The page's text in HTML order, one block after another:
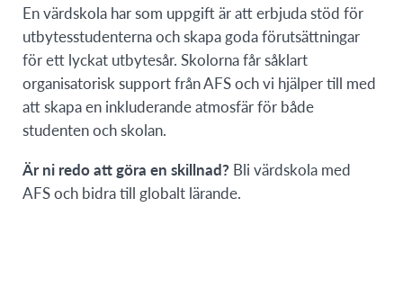
En värdskola har som uppgift är att erbjuda stöd för
utbytesstudenterna och skapa goda förutsättningar
för ett lyckat utbytesår. Skolorna får såklart
organisatorisk support från AFS och vi hjälper till med
att skapa en inkluderande atmosfär för både
studenten och skolan.
Är ni redo att göra en skillnad? Bli värdskola med
AFS och bidra till globalt lärande.